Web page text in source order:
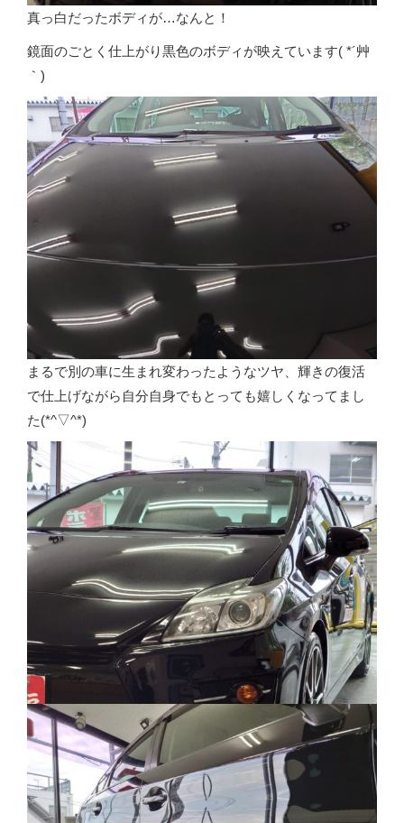
真っ白だったボディが…なんと！
鏡面のごとく仕上がり黒色のボディが映えています( *´艸
｀)
まるで別の車に生まれ変わったようなツヤ、輝きの復活
で仕上げながら自分自身でもとっても嬉しくなってまし
た(*^▽^*)